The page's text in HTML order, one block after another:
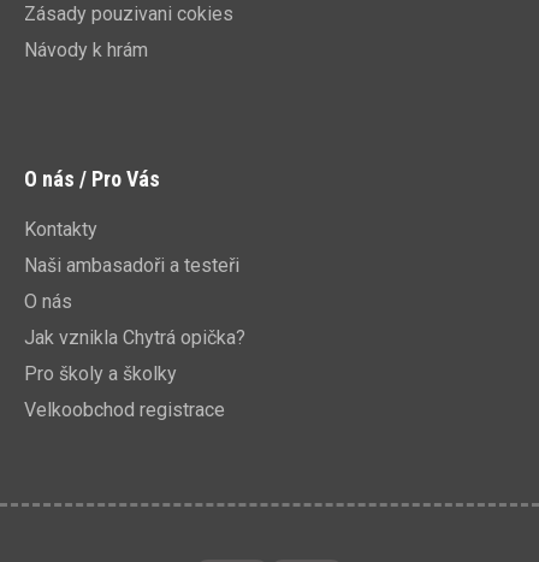
Zásady pouzivani cokies
Návody k hrám
O nás / Pro Vás
Kontakty
Naši ambasadoři a testeři
O nás
Jak vznikla Chytrá opička?
Pro školy a školky
Velkoobchod registrace